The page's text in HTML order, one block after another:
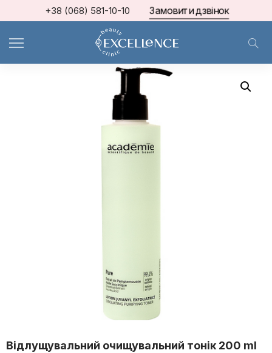
+38 (068) 581-10-10 Замовити дзвінок
Відлущувальний очищувальний тонік 200 ml ref 0804002
Відлущувальний очищувальний тонік 200 ml